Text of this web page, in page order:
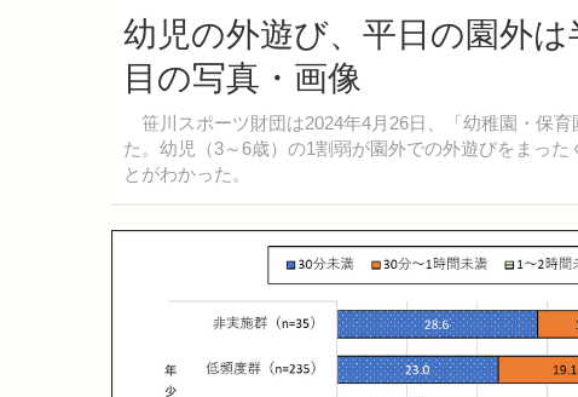
幼児の外遊び、平日の園外
目の写真・画像
笹川スポーツ財団は2024年4月26日、「幼稚園・保
た。幼児（3～6歳）の1割弱が園外での外遊びをまっ
とがわかった。